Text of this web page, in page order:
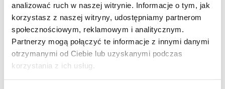
analizować ruch w naszej witrynie. Informacje o tym, jak
korzystasz z naszej witryny, udostępniamy partnerom
społecznościowym, reklamowym i analitycznym.
Partnerzy mogą połączyć te informacje z innymi danymi
otrzymanymi od Ciebie lub uzyskanymi podczas
korzystania z ich usług.